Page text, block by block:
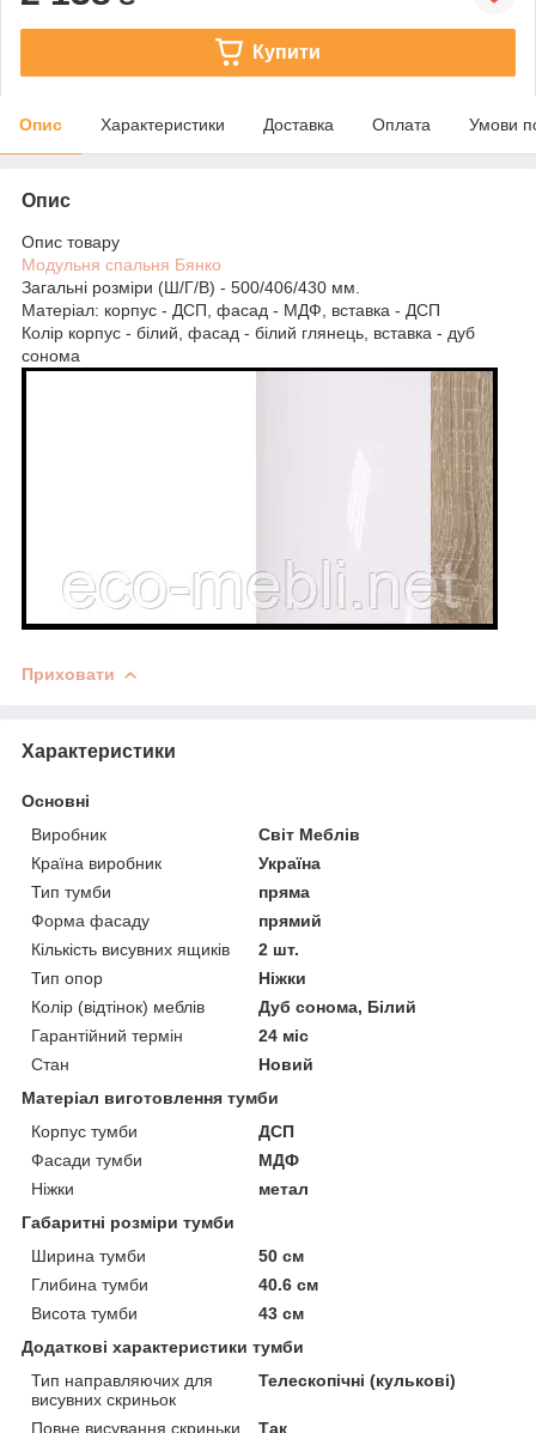
Купити
Опис Характеристики Доставка Оплата Умови
Опис
Опис товару
Модульня спальня Бянко
Загальні розміри (Ш/Г/В) - 500/406/430 мм.
Матеріал: корпус - ДСП, фасад - МДФ, вставка - ДСП
Колір корпус - білий, фасад - білий глянець, вставка - дуб
сонома
Приховати
Характеристики
Основні
Виробник
Світ Меблів
Країна виробник
Україна
Тип тумби
пряма
Форма фасаду
прямий
Кількість висувних ящиків
2 шт.
Тип опор
Ніжки
Колір (відтінок) меблів
Дуб сонома, Білий
Гарантійний термін
24 міс
Стан
Новий
Матеріал виготовлення тумби
Корпус тумби
ДСП
Фасади тумби
МДФ
Ніжки
метал
Габаритні розміри тумби
Ширина тумби
50 см
Глибина тумби
40.6 см
Висота тумби
43 см
Додаткові характеристики тумби
Тип направляючих для
висувних скриньок
Телескопічні (кулькові)
Повне висування скриньки
Так